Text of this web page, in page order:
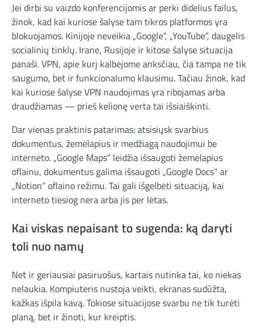
Jei dirbi su vaizdo konferencijomis ar perki didelius failus,
žinok, kad kai kuriose šalyse tam tikros platformos yra
blokuojamos. Kinijoje neveikia „Google”, „YouTube”, daugelis
socialinių tinklų. Irane, Rusijoje ir kitose šalyse situacija
panaši. VPN, apie kurį kalbėjome anksčiau, čia tampa ne tik
saugumo, bet ir funkcionalumo klausimu. Tačiau žinok, kad
kai kuriose šalyse VPN naudojimas yra ribojamas arba
draudžiamas — prieš kelionę verta tai išsiaiškinti.
Dar vienas praktinis patarimas: atsisiųsk svarbius
dokumentus, žemėlapius ir medžiagą naudojimui be
interneto. „Google Maps” leidžia išsaugoti žemėlapius
oflainu, dokumentus galima išsaugoti „Google Docs” ar
„Notion” oflaino režimu. Tai gali išgelbėti situaciją, kai
interneto tiesiog nėra arba jis per lėtas.
Kai viskas nepaisant to sugenda: ką daryti
toli nuo namų
Net ir geriausiai pasiruošus, kartais nutinka tai, ko niekas
nelaukia. Kompiuteris nustoja veikti, ekranas sudūžta,
kažkas išpila kavą. Tokiose situacijose svarbu ne tik turėti
planą, bet ir žinoti, kur kreiptis.